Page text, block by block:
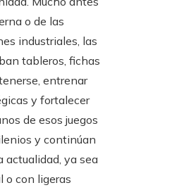
o de las
industriales, las
tableros, fichas
entrenar
y fortalecer
de esos juegos
y continúan
actualidad, ya sea
o con ligeras